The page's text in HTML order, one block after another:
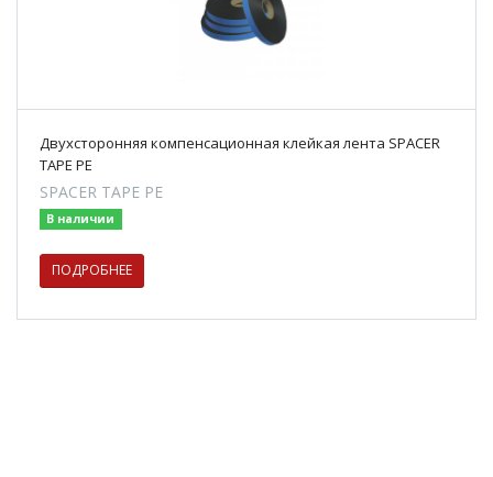
Двухсторонняя компенсационная клейкая лента SPACER
TAPE PE
SPACER TAPE PE
В наличии
ПОДРОБНЕЕ